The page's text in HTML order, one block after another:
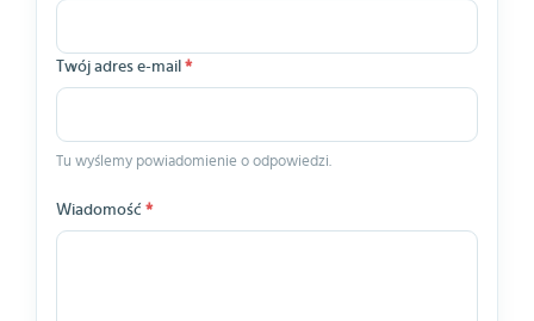
Twój adres e-mail *
Tu wyślemy powiadomienie o odpowiedzi.
Wiadomość *